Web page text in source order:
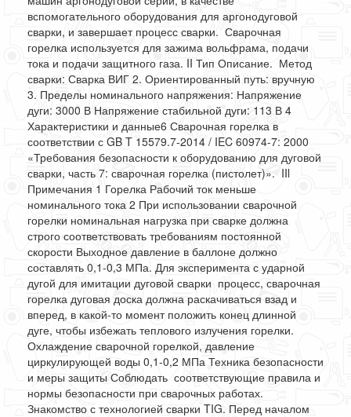
вспомогательного оборудования для аргонодуговой
сварки, и завершает процесс сварки. Сварочная
горелка используется для зажима вольфрама, подачи
тока и подачи защитного газа. II Тип Описание. Метод
сварки: Сварка ВИГ 2. Ориентированный путь: вручную
3. Пределы номинального напряжения: Напряжение
дуги: 3000 В Напряжение стабильной дуги: 113 В 4
Характеристики и данные6 Сварочная горелка в
соответствии с GB T 15579.7-2014 / IEC 60974-7: 2000
«Требования безопасности к оборудованию для дуговой
сварки, часть 7: сварочная горелка (пистолет)». IIl
Примечания 1 Горелка Рабочий ток меньше
номинального тока 2 При использовании сварочной
горелки номинальная нагрузка при сварке должна
строго соответствовать требованиям постоянной
скорости Выходное давление в баллоне должно
составлять 0,1-0,3 МПа. Для эксперимента с ударной
дугой для имитации дуговой сварки процесс, сварочная
горелка дуговая доска должна раскачиваться взад и
вперед, в какой-то момент положить конец длинной
дуге, чтобы избежать теплового излучения горелки.
Охлаждение сварочной горелкой, давление
циркулирующей воды 0,1-0,2 МПа Техника безопасности
и меры защиты Соблюдать соответствующие правила и
нормы безопасности при сварочных работах.
Знакомство с технологией сварки TIG. Перед началом